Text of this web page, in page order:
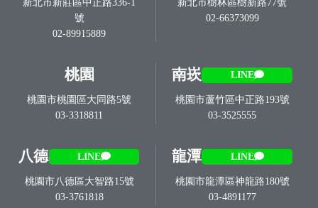
新北市新莊區中正路336-1
號
02-89915889
新北市樹林區樹新路77號
02-66373099
桃園
桃園市桃園區大同路5號
03-3318811
南崁 LINE
桃園市蘆竹區中正路193號
03-3525555
八德 LINE
桃園市八德區大智路15號
03-3761818
龍潭 LINE
桃園市龍潭區神龍路180號
03-4891177